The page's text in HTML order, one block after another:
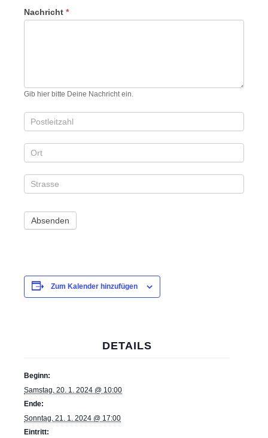
Nachricht *
Gib hier bitte Deine Nachricht ein.
Zum Kalender hinzufügen
DETAILS
Beginn:
Samstag, 20. 1. 2024 @ 10:00
Ende:
Sonntag, 21. 1. 2024 @ 17:00
Eintritt: